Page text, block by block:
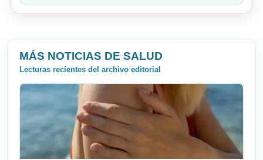
MÁS NOTICIAS DE SALUD
Lecturas recientes del archivo editorial